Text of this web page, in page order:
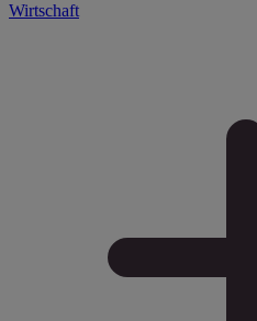
Wirtschaft